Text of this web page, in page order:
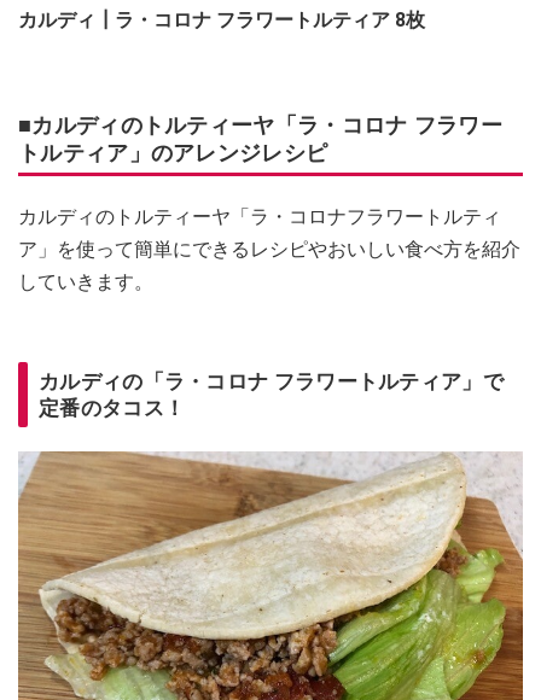
カルディ┃ラ・コロナ フラワートルティア 8枚
■カルディのトルティーヤ「ラ・コロナ フラワー
トルティア」のアレンジレシピ
カルディのトルティーヤ「ラ・コロナフラワートルティ
ア」を使って簡単にできるレシピやおいしい食べ方を紹介
していきます。
カルディの「ラ・コロナ フラワートルティア」で
定番のタコス！